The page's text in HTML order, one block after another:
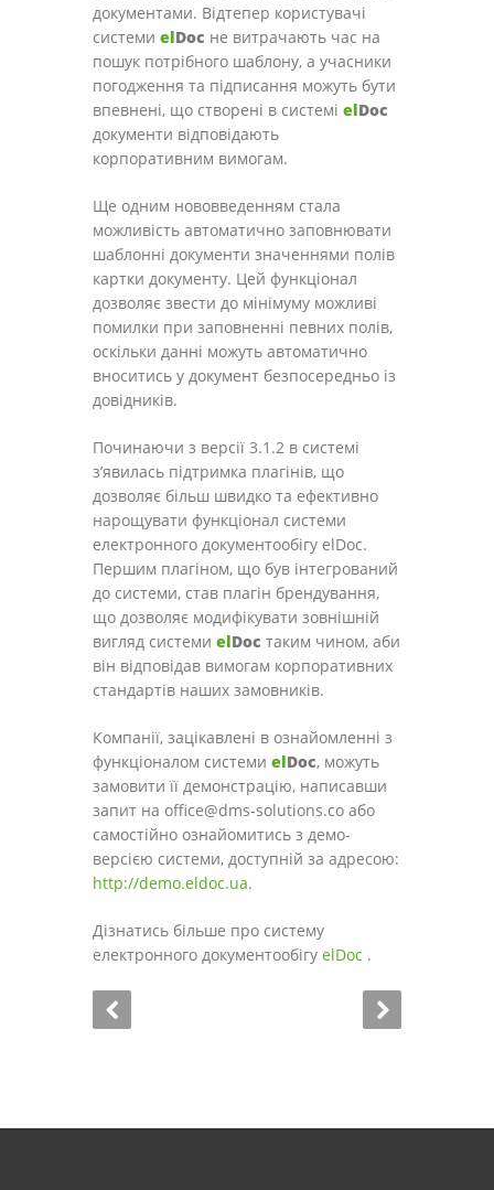
документами. Відтепер користувачі
системи elDoc не витрачають час на
пошук потрібного шаблону, а учасники
погодження та підписання можуть бути
впевнені, що створені в системі elDoc
документи відповідають
корпоративним вимогам.
Ще одним нововведенням стала
можливість автоматично заповнювати
шаблонні документи значеннями полів
картки документу. Цей функціонал
дозволяє звести до мінімуму можливі
помилки при заповненні певних полів,
оскільки данні можуть автоматично
вноситись у документ безпосередньо із
довідників.
Починаючи з версії 3.1.2 в системі
з’явилась підтримка плагінів, що
дозволяє більш швидко та ефективно
нарощувати функціонал системи
електронного документообігу elDoc.
Першим плагіном, що був інтегрований
до системи, став плагін брендування,
що дозволяє модифікувати зовнішній
вигляд системи elDoc таким чином, аби
він відповідав вимогам корпоративних
стандартів наших замовників.
Компанії, зацікавлені в ознайомленні з
функціоналом системи elDoc, можуть
замовити її демонстрацію, написавши
запит на office@dms-solutions.co або
самостійно ознайомитись з демо-
версією системи, доступній за адресою:
http://demo.eldoc.ua.
Дізнатись більше про систему
електронного документообігу elDoc .